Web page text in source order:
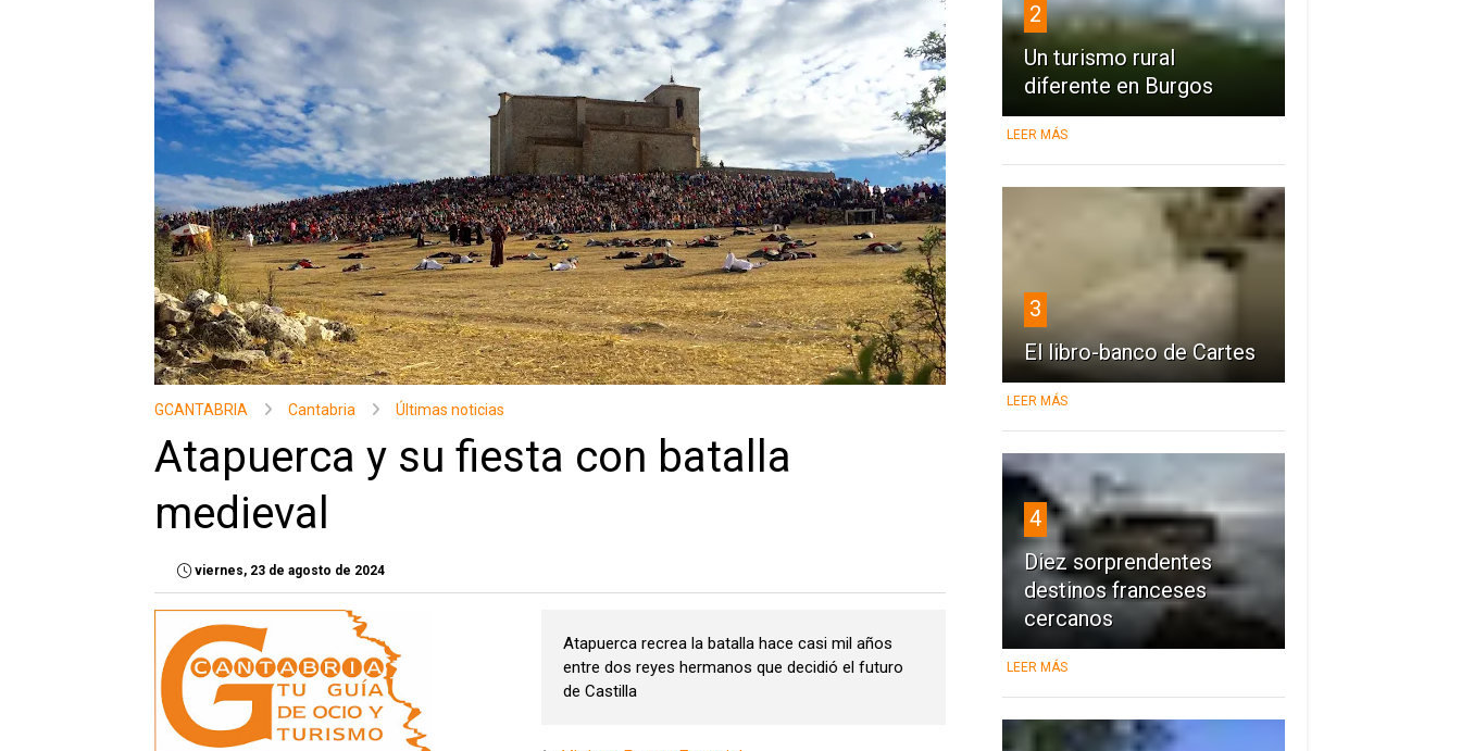
GCANTABRIA Cantabria Últimas noticias
Atapuerca y su fiesta con batalla
medieval
viernes, 23 de agosto de 2024
Atapuerca recrea la batalla hace casi mil años
entre dos reyes hermanos que decidió el futuro
de Castilla
2
Un turismo rural
diferente en Burgos
LEER MÁS
3
El libro-banco de Cartes
LEER MÁS
4
Diez sorprendentes
destinos franceses
cercanos
LEER MÁS